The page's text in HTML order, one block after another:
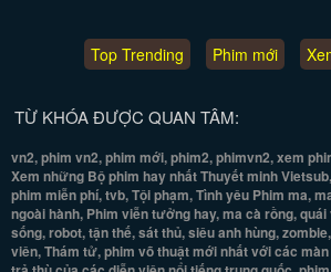
Top Trending Phim mới
TỪ KHÓA ĐƯỢC QUAN TÂM:
vn2, phim vn2, phim mới, phim2, phimvn2, xem
Xem những Bộ phim hay nhất Thuyết minh
phim miễn phí, tvb, Tội phạm, Tình yêu Phim ma,
ngoài hành, Phim viễn tưởng hay, ma cà rồng,
sống, robot, tận thế, sát thủ, siêu anh hùng,
viên, Thám tử, phim võ thuật mới nhất với các